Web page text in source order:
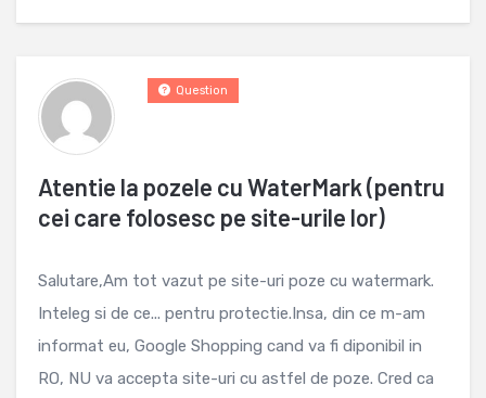
Atentie la pozele cu WaterMark (pentru
cei care folosesc pe site-urile lor)
Question
Salutare,Am tot vazut pe site-uri poze cu watermark.
Inteleg si de ce... pentru protectie.Insa, din ce m-am
informat eu, Google Shopping cand va fi diponibil in
RO, NU va accepta site-uri cu astfel de poze. Cred ca